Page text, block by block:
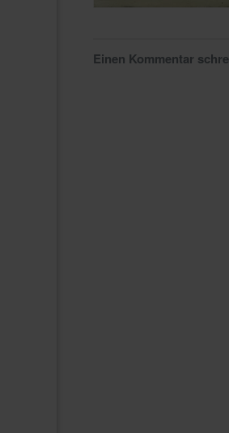
Einen Kommentar